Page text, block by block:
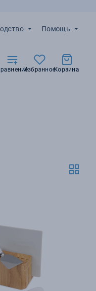
Помощь
ИзбранноеКорзина